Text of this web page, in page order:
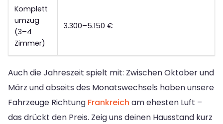
Komplett
umzug
(3–4
Zimmer)
3.300–5.150 €
Auch die Jahreszeit spielt mit: Zwischen Oktober und
März und abseits des Monatswechsels haben unsere
Fahrzeuge Richtung Frankreich am ehesten Luft –
das drückt den Preis. Zeig uns deinen Hausstand kurz